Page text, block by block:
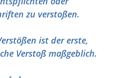
zu verstoßen.
ist der erste,
Verstoß maßgeblich.